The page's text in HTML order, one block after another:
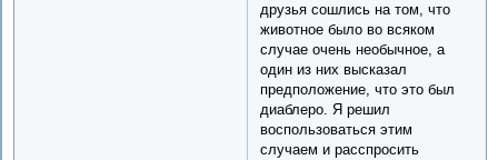
друзья сошлись на том, что
животное было во всяком
случае очень необычное, а
один из них высказал
предположение, что это был
диаблеро. Я решил
воспользоваться этим
случаем и расспросить